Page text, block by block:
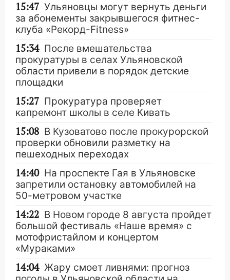
15:47 Ульяновцы могут вернуть деньги
за абонементы закрывшегося фитнес-
клуба «Рекорд-Fitness»
15:34 После вмешательства
прокуратуры в селах Ульяновской
области привели в порядок детские
площадки
15:27 Прокуратура проверяет
капремонт школы в селе Кивать
15:08 В Кузоватово после прокурорской
проверки обновили разметку на
пешеходных переходах
14:40 На проспекте Гая в Ульяновске
запретили остановку автомобилей на
50-метровом участке
14:22 В Новом городе 8 августа пройдет
большой фестиваль «Наше время» с
мотофристайлом и концертом
«Мураками»
14:04 Жару смоет ливнями: прогноз